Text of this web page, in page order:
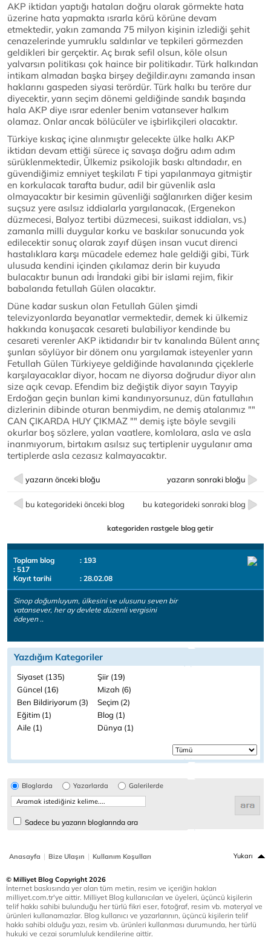
AKP iktidarı yaptığı hataları doğru olarak görmekte hata
üzerine hata yapmakta ısrarla körü körüne devam
etmektedir, yakın zamanda 75 milyon kişinin izlediği şehit
cenazelerinde yumruklu saldırılar ve tepkileri görmezden
geldikleri bir gerçektir. Aç bırak sefil olsun, köle olsun
yalvarsın politikası çok haince bir politikadır. Türk halkından
intikam almadan başka birşey değildir.aynı zamanda insan
haklarını gaspeden siyasi terördür. Türk halkı bu teröre dur
diyecektir, yarın seçim dönemi geldiğinde sandık başında
hala AKP diye ısrar edenler benim vatansever halkım
olamaz. Onlar ancak bölücüler ve işbirlikçileri olacaktır.
Türkiye kıskaç içine alınmıştır gelecekte ülke halkı AKP
iktidarı devam ettiği sürece iç savaşa doğru adım adım
sürüklenmektedir, Ülkemiz psikolojik baskı altındadır, en
güvendiğimiz emniyet teşkilatı F tipi yapılanmaya gitmiştir
en korkulacak tarafta budur, adil bir güvenlik asla
olmayacaktır bir kesimin güvenliği sağlanırken diğer kesim
suçsuz yere asılsız iddialarla yargılanacak, (Ergenekon
düzmecesi, Balyoz tertibi düzmecesi, suikast iddiaları, vs.)
zamanla milli duygular korku ve baskılar sonucunda yok
edilecektir sonuç olarak zayıf düşen insan vucut direnci
hastalıklara karşı mücadele edemez hale geldiği gibi, Türk
ulusuda kendini içinden çıkılamaz derin bir kuyuda
bulacaktır bunun adı İrandaki gibi bir islami rejim, fikir
babalarıda fetullah Gülen olacaktır.
Düne kadar suskun olan Fetullah Gülen şimdi
televizyonlarda beyanatlar vermektedir, demek ki ülkemiz
hakkında konuşacak cesareti bulabiliyor kendinde bu
cesareti verenler AKP iktidarıdır bir tv kanalında Bülent arınç
şunları söylüyor bir dönem onu yargılamak isteyenler yarın
Fetullah Gülen Türkiyeye geldiğinde havalanında çiçeklerle
karşılayacaklar diyor, hocam ne diyorsa doğrudur diyor alın
size açık cevap. Efendim biz değiştik diyor sayın Tayyip
Erdoğan geçin bunları kimi kandırıyorsunuz, dün fatullahın
dizlerinin dibinde oturan benmiydim, ne demiş atalarımız ""
CAN ÇIKARDA HUY ÇIKMAZ "" demiş işte böyle sevgili
okurlar boş sözlere, yalan vaatlere, komlolara, asla ve asla
inanmıyorum, birtakım asılsız suç tertiplenir uygulanır ama
tertiplerde asla cezasız kalmayacaktır.
yazarın önceki bloğu yazarın sonraki bloğu
bu kategorideki önceki blog bu kategorideki sonraki blog
kategoriden rastgele blog getir
Toplam blog
: 193
: 517
Kayıt tarihi
: 28.02.08
Sinop doğumluyum, ülkesini ve ulusunu seven bir
vatansever, her ay devlete düzenli vergisini
ödeyen ..
Yazdığım Kategoriler
Siyaset (135)
Şiir (19)
Güncel (16)
Mizah (6)
Ben Bildiriyorum (3)
Seçim (2)
Eğitim (1)
Blog (1)
Aile (1)
Dünya (1)
Bloglarda Yazarlarda Galerilerde
Sadece bu yazarın bloglarında ara
Anasayfa | Bize Ulaşın | Kullanım Koşulları Yukarı
© Milliyet Blog Copyright 2026
İnternet baskısında yer alan tüm metin, resim ve içeriğin hakları
milliyet.com.tr'ye aittir. Milliyet Blog kullanıcıları ve üyeleri, üçüncü kişilerin
telif hakkı sahibi bulunduğu her türlü fikri eser, fotoğraf, resim vb. materyal ve
ürünleri kullanamazlar. Blog kullanıcı ve yazarlarının, üçüncü kişilerin telif
hakkı sahibi olduğu yazı, resim vb. ürünleri kullanması durumunda, her türlü
hukuki ve cezai sorumluluk kendilerine aittir.